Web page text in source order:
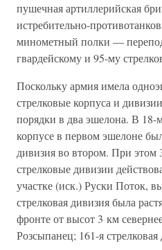
пушечная артиллерийская
истребительно-
минометный полки —
гвардейскому и 95-му
Поскольку армия имела
стрелковые корпуса и
порядки в два эшелона. В 18-
корпусе в первом эшелоне
дивизия во втором. При этом
стрелковые дивизии
участке (иск.) Руски Поток,
стрелковая дивизия была
фронте от высот 3 км
Розсыпанец; 161-я